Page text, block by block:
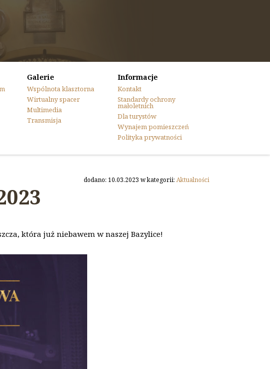
Galerie
Wspólnota klasztorna
Wirtualny spacer
Multimedia
Transmisja
Informacje
Kontakt
Standardy ochrony
małoletnich
Dla turystów
Wynajem pomieszczeń
Polityka prywatności
dodano: 10.03.2023 w kategorii: Aktualności
która już niebawem w naszej Bazylice!